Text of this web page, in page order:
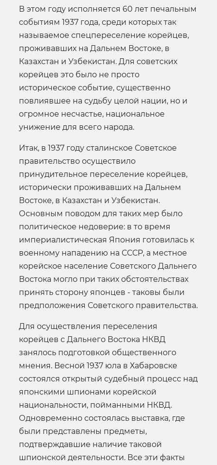
В этом году исполняется 60 лет печальным
событиям 1937 года, среди которых так
называемое спецпереселение корейцев,
проживавших на Дальнем Востоке, в
Казахстан и Узбекистан. Для советских
корейцев это было не просто
историческое событие, существенно
повлиявшее на судьбу целой нации, но и
огромное несчастье, национальное
унижение для всего народа.
Итак, в 1937 году сталинское Советское
правительство осуществило
принудительное переселение корейцев,
исторически проживавших на Дальнем
Востоке, в Казахстан и Узбекистан.
Основным поводом для таких мер было
политическое недоверие: в то время
империалистическая Япония готовилась к
военному нападению на СССР, а местное
корейское население Советского Дальнего
Востока могло при таких обстоятельствах
принять сторону японцев - таковы были
предположения Советского правительства.
Для осуществления переселения
корейцев с Дальнего Востока НКВД
занялось подготовкой общественного
мнения. Весной 1937 юла в Хабаровске
состоялся открытый судебный процесс над
японскими шпионами корейской
национальности, пойманными НКВД.
Одновременно состоялась выставка, где
были представлены предметы,
подтверждавшие наличие таковой
шпионской деятельности. Все эти факты